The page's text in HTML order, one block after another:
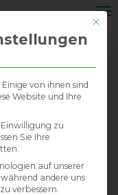
Mit
von ihnen sind
Website und Ihre
Einwilligung zu
Sie Ihre
auf unserer
andere uns
verbessern.